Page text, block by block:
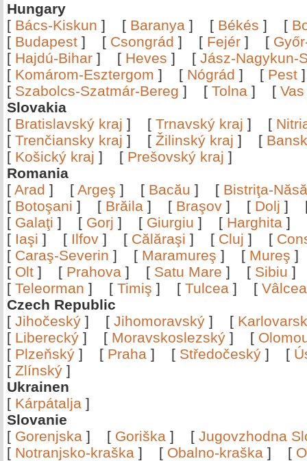
Hungary
[ Bács-Kiskun ] [ Baranya ] [ Békés ] [
[ Budapest ] [ Csongrád ] [ Fejér ] [
[ Hajdú-Bihar ] [ Heves ] [ Jász-Nagykun-
[ Komárom-Esztergom ] [ Nógrád ] [ Pest
[ Szabolcs-Szatmár-Bereg ] [ Tolna ] [ Vas
Slovakia
[ Bratislavský kraj ] [ Trnavský kraj ] [
[ Trenčiansky kraj ] [ Žilinský kraj ] [
[ Košický kraj ] [ Prešovský kraj ]
Romania
[ Arad ] [ Argeş ] [ Bacău ] [ Bistriţa-
[ Botoşani ] [ Brăila ] [ Braşov ] [ Dolj ]
[ Galaţi ] [ Gorj ] [ Giurgiu ] [ Harghita ]
[ Iaşi ] [ Ilfov ] [ Călăraşi ] [ Cluj ] [
[ Caraş-Severin ] [ Maramureş ] [ Mureş
[ Olt ] [ Prahova ] [ Satu Mare ] [ Sibiu
[ Teleorman ] [ Timiş ] [ Tulcea ] [
Czech Republic
[ Jihočeský ] [ Jihomoravský ] [
[ Liberecký ] [ Moravskoslezský ] [
[ Plzeňský ] [ Praha ] [ Středočeský ] [
[ Zlínský ]
Ukrainen
[ Kárpátalja ]
Slovanie
[ Gorenjska ] [ Goriška ] [ Jugovzhodna
[ Notranjsko-kraška ] [ Obalno-kraška ] [